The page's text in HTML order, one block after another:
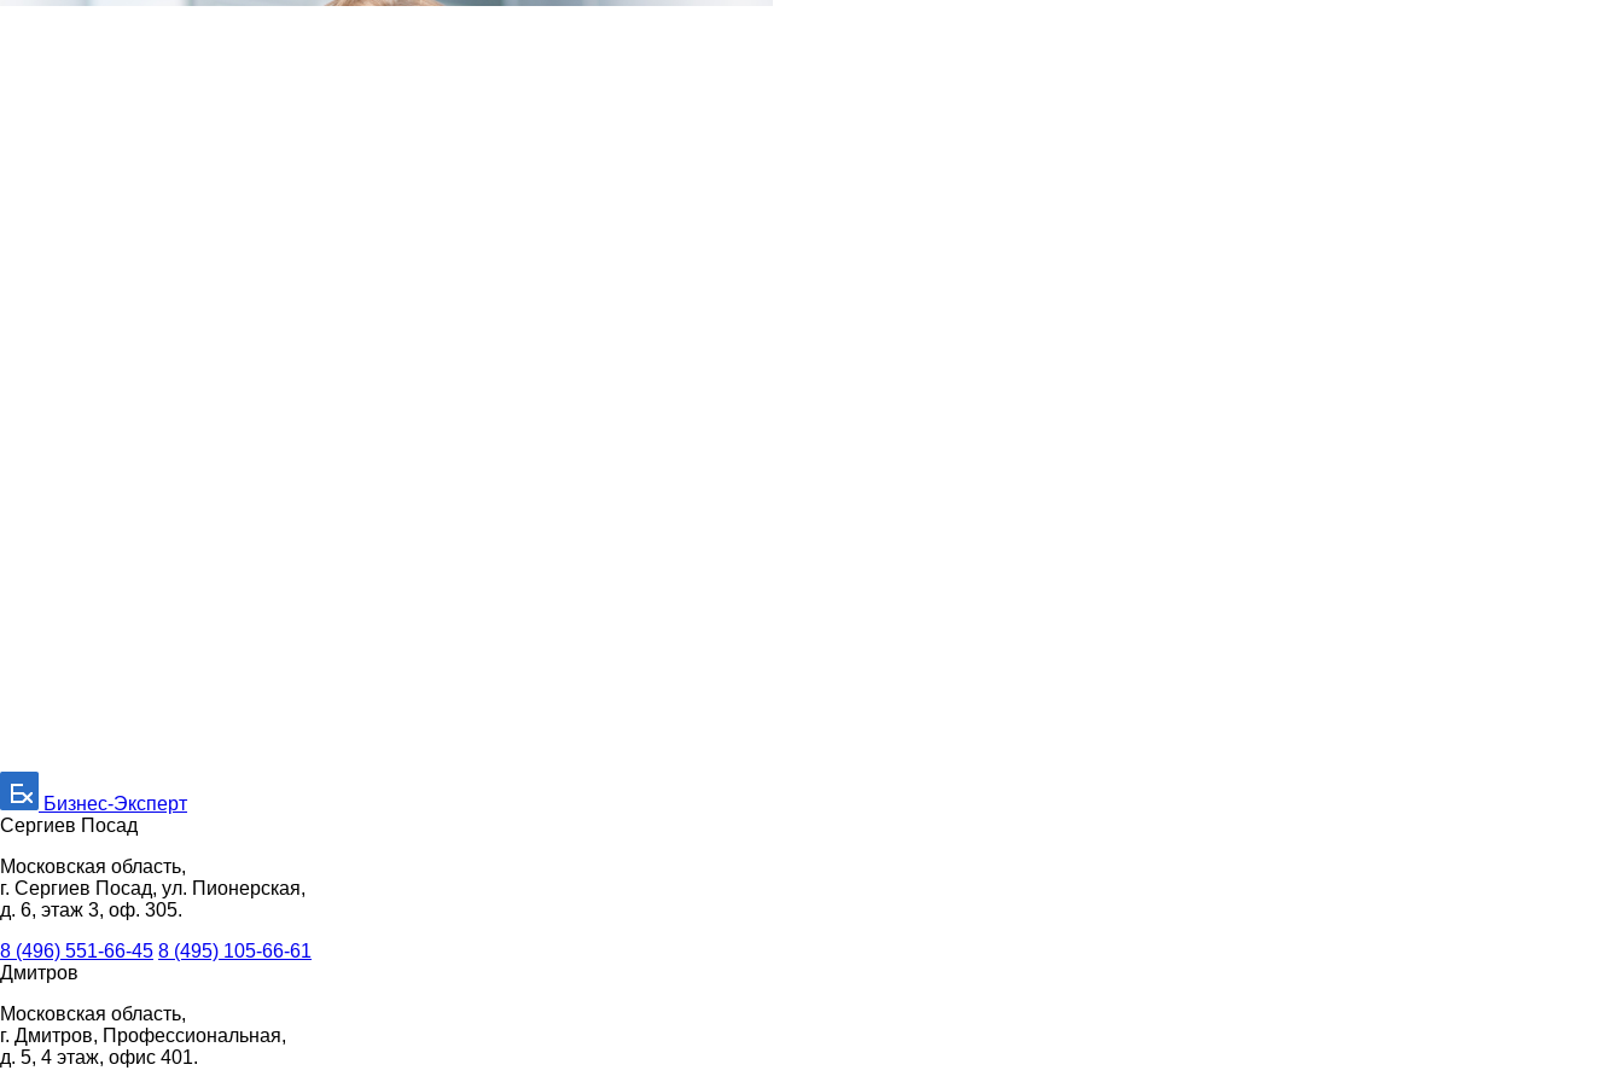
Бизнес-Эксперт
Сергиев Посад
Московская область,
г. Сергиев Посад, ул. Пионерская,
д. 6, этаж 3, оф. 305.
8 (496) 551-66-45 8 (495) 105-66-61
Дмитров
Московская область,
г. Дмитров, Профессиональная,
д. 5, 4 этаж, офис 401.